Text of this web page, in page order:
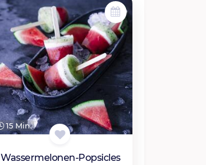
15 Min.
Wassermelonen-Popsicles